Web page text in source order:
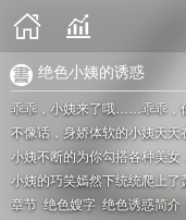
绝色小姨的诱惑
乖乖，小姨来了哦……乖乖
不像话，身娇体软的小姨天
小姨不断的为你勾搭各种美
小姨的巧笑嫣然下统统爬上
章节 绝色嫂字 绝色诱惑简介